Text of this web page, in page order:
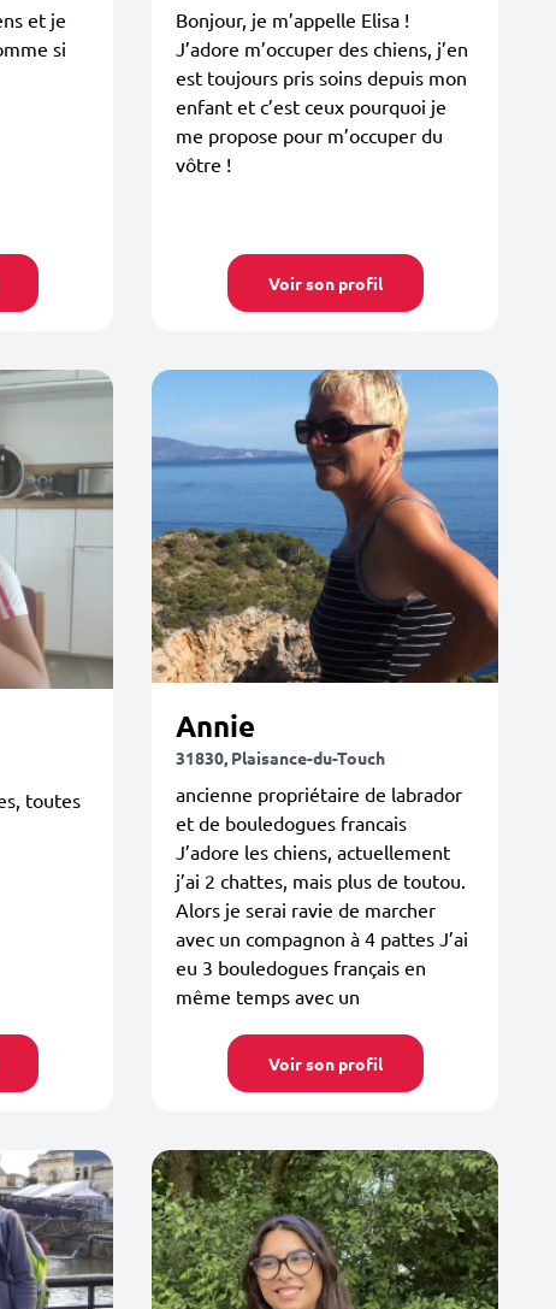
et je
si
Bonjour, je m’appelle Elisa !
J’adore m’occuper des chiens, j’en
est toujours pris soins depuis mon
enfant et c’est ceux pourquoi je
me propose pour m’occuper du
vôtre !
Voir son profil
toutes
Annie
31830, Plaisance-du-Touch
ancienne propriétaire de labrador
et de bouledogues francais
J’adore les chiens, actuellement
j’ai 2 chattes, mais plus de toutou.
Alors je serai ravie de marcher
avec un compagnon à 4 pattes J’ai
eu 3 bouledogues français en
même temps avec un
Voir son profil